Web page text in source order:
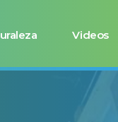
Videos